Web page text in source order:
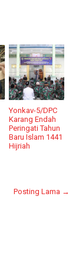
Yonkav-5/DPC
Karang Endah
Peringati Tahun
Baru Islam 1441
Hijriah
Posting Lama →